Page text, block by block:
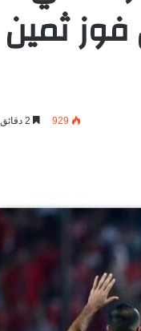
2024 ويحقق فوز ثمين
929